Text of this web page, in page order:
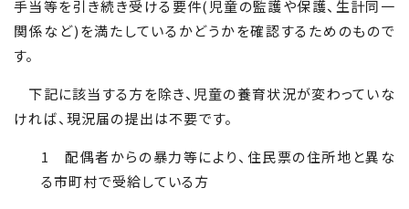
手当等を引き続き受ける要件(児童の監護や保護、生計同一
関係など)を満たしているかどうかを確認するためのもので
す。
下記に該当する方を除き、児童の養育状況が変わっていな
ければ、現況届の提出は不要です。
1 配偶者からの暴力等により、住民票の住所地と異な
る市町村で受給している方